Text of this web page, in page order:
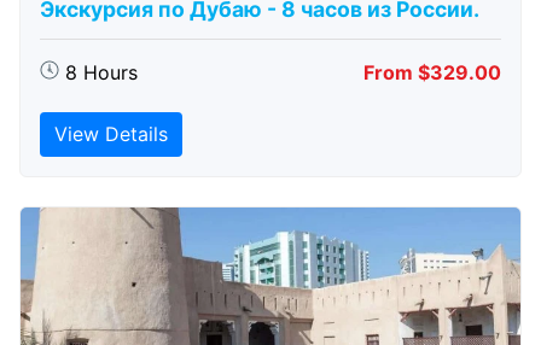
Экскурсия по Дубаю - 8 часов из России.
8 Hours From $329.00
View Details